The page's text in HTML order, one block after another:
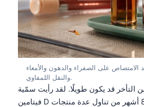
الامتصاص على الصفراء والدهون والأمعاء
والنقل اللمفاوي.
التأخر قد يكون طويلًا. لقد رأيت سمّية
فيتامين D تظهر بعد 4 إلى 8 أشهر من تناول عدة منتجات